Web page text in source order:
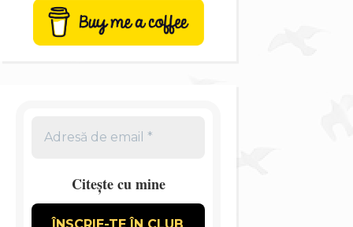
Citește cu mine